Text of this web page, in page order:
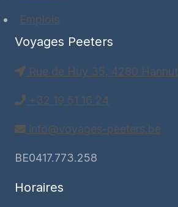
Emplois
Voyages Peeters
Rue de Huy 35, 4280 Hannut
+32 19 51 16 24
info@voyages-peeters.be
BE0417.773.258
Horaires